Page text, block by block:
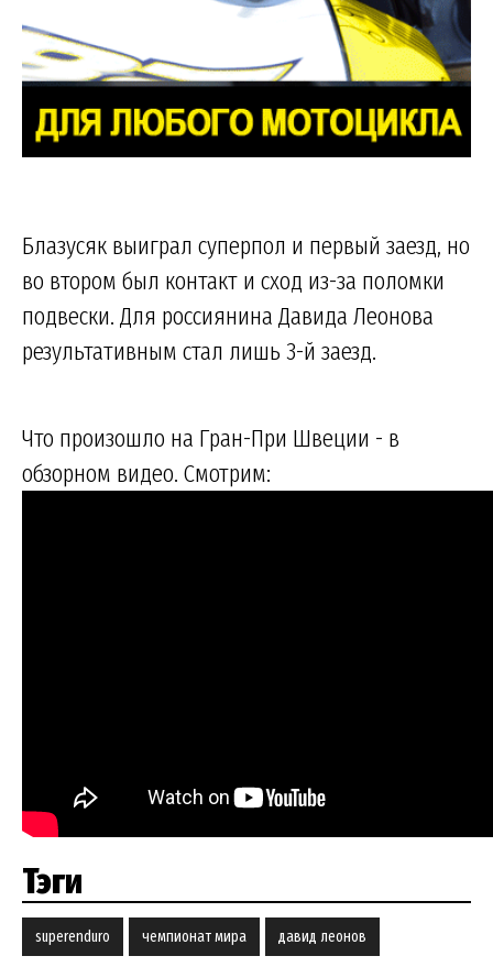
Блазусяк выиграл суперпол и первый заезд, но
во втором был контакт и сход из-за поломки
подвески. Для россиянина Давида Леонова
результативным стал лишь 3-й заезд.
Что произошло на Гран-При Швеции - в
обзорном видео. Смотрим:
Тэги
superenduro чемпионат мира давид леонов